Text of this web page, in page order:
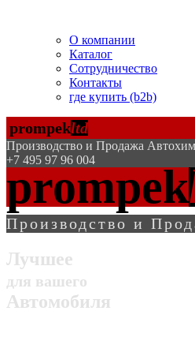
О компании
Каталог
Сотрудничество
Контакты
где купить (b2b)
prompekltd
Производство и Продажа
+7 495 97 96 004
prompek
Производство и
Лучшее
для вашего
Автомобиля